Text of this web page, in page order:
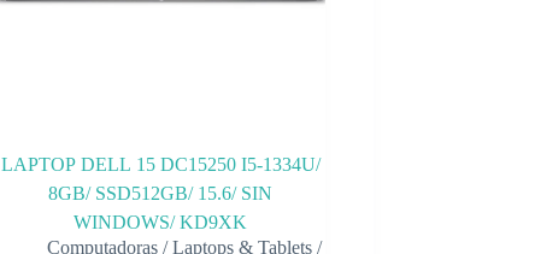
LAPTOP DELL 15 DC15250 I5-1334U/
8GB/ SSD512GB/ 15.6/ SIN
WINDOWS/ KD9XK
Computadoras /Laptops & Tablets /